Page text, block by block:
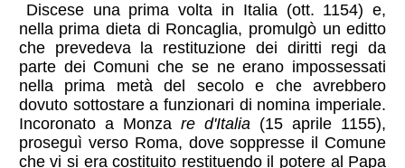
Discese una prima volta in Italia (ott. 1154) e,
nella prima dieta di Roncaglia, promulgò un editto
che prevedeva la restituzione dei diritti regi da
parte dei Comuni che se ne erano impossessati
nella prima metà del secolo e che avrebbero
dovuto sottostare a funzionari di nomina imperiale.
Incoronato a Monza re d'Italia (15 aprile 1155),
proseguì verso Roma, dove soppresse il Comune
che vi si era costituito restituendo il potere al Papa